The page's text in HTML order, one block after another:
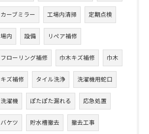
カーブミラー 工場内清掃 定期点検
場内 設備 リペア補修
フローリング補修 巾木キズ補修 巾木
キズ補修 タイル洗浄 洗濯機用蛇口
洗濯機 ぽたぽた漏れる 応急処置
バケツ 貯水槽撤去 撤去工事